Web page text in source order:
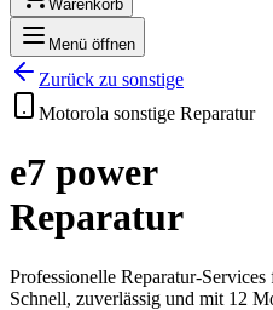
Warenkorb
Menü öffnen
Zurück zu sonstige
Motorola sonstige Reparatur
e7 power
Reparatur
Professionelle Reparatur-
Schnell, zuverlässig und mit 12